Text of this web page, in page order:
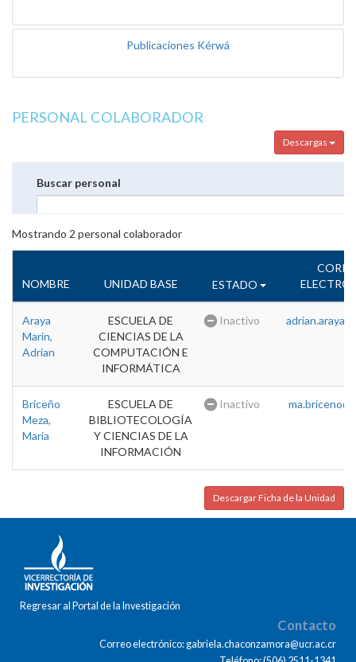
Publicaciones Kérwá
PERSONAL COLABORADOR
Descargas
Buscar personal
Mostrando 2 personal colaborador
NOMBRE UNIDAD BASE ESTADO
Araya
Marin,
Adrian
ESCUELA DE
CIENCIAS DE LA
COMPUTACIÓN E
INFORMÁTICA
Inactivo
Briceño
Meza,
Maria
ESCUELA DE
BIBLIOTECOLOGÍA
Y CIENCIAS DE LA
INFORMACIÓN
Inactivo
Descargar Ficha de la Unidad
Regresar al Portal de la Investigación
Contacto
Correo electrónico: gabriela.chaconzamora@ucr.ac.cr